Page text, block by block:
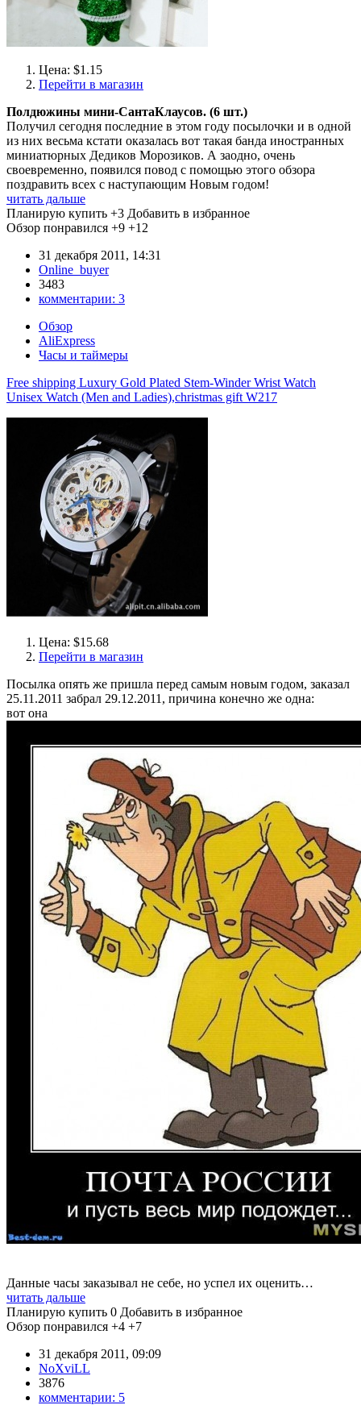
Цена: $1.15
Перейти в магазин
Полдюжины мини-СантаКлаусов. (6 шт.)
Получил сегодня последние в этом году посылочки и в одной
из них весьма кстати оказалась вот такая банда иностранных
миниатюрных Дедиков Морозиков. А заодно, очень
своевременно, появился повод с помощью этого обзора
поздравить всех с наступающим Новым годом!
читать дальше
Планирую купить +3 Добавить в избранное
Обзор понравился +9 +12
31 декабря 2011, 14:31
Online_buyer
3483
комментарии: 3
Обзор
AliExpress
Часы и таймеры
Free shipping Luxury Gold Plated Stem-Winder Wrist Watch
Unisex Watch (Men and Ladies),christmas gift W217
Цена: $15.68
Перейти в магазин
Посылка опять же пришла перед самым новым годом, заказал
25.11.2011 забрал 29.12.2011, причина конечно же одна:
вот она
Данные часы заказывал не себе, но успел их оценить…
читать дальше
Планирую купить 0 Добавить в избранное
Обзор понравился +4 +7
31 декабря 2011, 09:09
NoXviLL
3876
комментарии: 5